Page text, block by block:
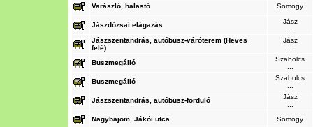
Varászló, halastó Somogy
Jászdózsai elágazás
Jász
Jászszentandrás, autóbusz-váróterem (Heves
felé)
Jász
Buszmegálló
Szabolcs
Buszmegálló
Szabolcs
Jászszentandrás, autóbusz-forduló
Jász
Nagybajom, Jákói utca
Somogy